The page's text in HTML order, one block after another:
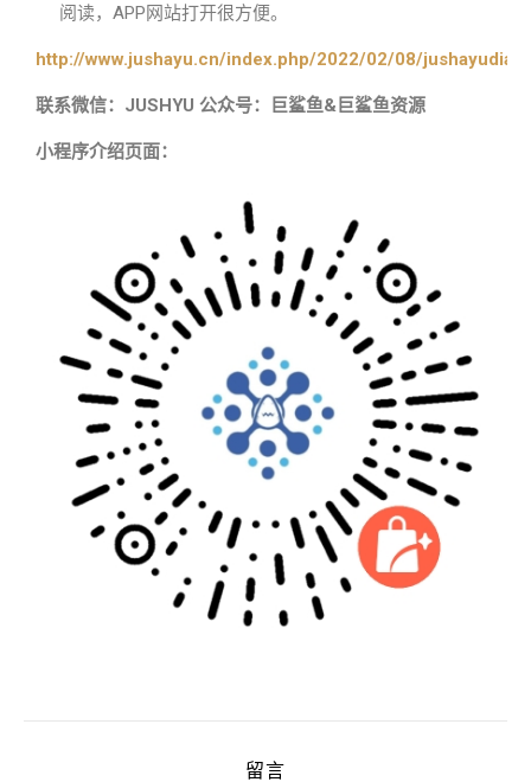
阅读，APP网站打开很方便。
http://www.jushayu.cn/index.php/2022/02/08/
联系微信：JUSHYU 公众号：巨鲨鱼&巨鲨鱼资源
小程序介绍页面：
留言